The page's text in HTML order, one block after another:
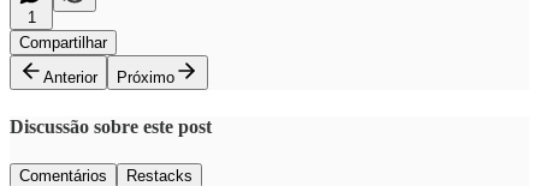
1
Compartilhar
Anterior
Próximo
Discussão sobre este post
Comentários Restacks